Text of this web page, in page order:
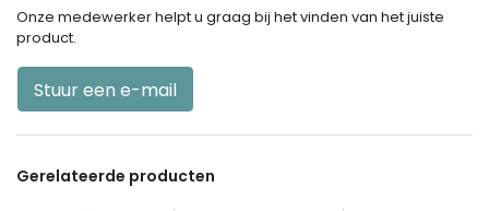
Onze medewerker helpt u graag bij het vinden van het juiste
product.
Stuur een e-mail
Gerelateerde producten